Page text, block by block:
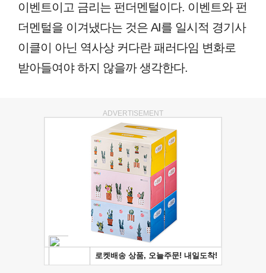
이벤트이고 금리는 펀더멘털이다. 이벤트와 펀
더멘털을 이겨냈다는 것은 AI를 일시적 경기사
이클이 아닌 역사상 커다란 패러다임 변화로
받아들여야 하지 않을까 생각한다.
ADVERTISEMENT